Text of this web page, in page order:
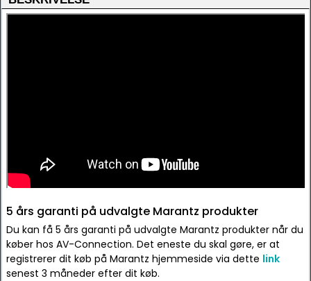
5 års garanti på udvalgte Marantz produkter
Du kan få 5 års garanti på udvalgte Marantz produkter når du
køber hos AV-Connection. Det eneste du skal gøre, er at
registrerer dit køb på Marantz hjemmeside via dette link
senest 3 måneder efter dit køb.